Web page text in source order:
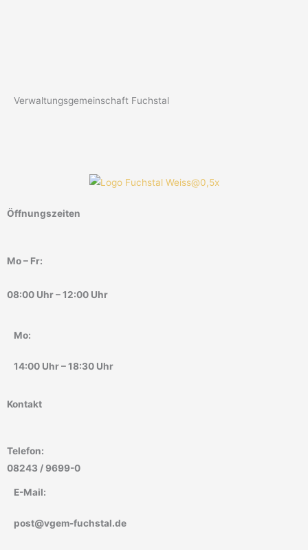
Verwaltungsgemeinschaft Fuchstal
Kontakt
Telefon:
08243 / 9699-0
E-Mail:
post@vgem-fuchstal.de
Öffnungszeiten
Mo – Fr:
08:00 Uhr – 12:00 Uhr
Mo:
14:00 Uhr – 18:30 Uhr